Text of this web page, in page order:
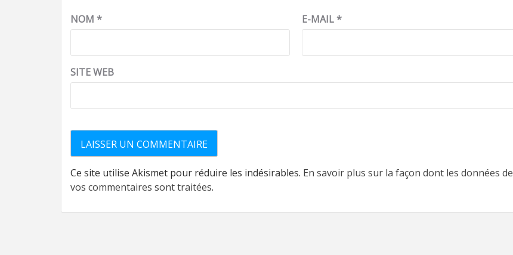
NOM * E-MAIL*
SITE WEB
Ce site utilise Akismet pour réduire les indésirables. En savoir plus sur la façon dont les données de
vos commentaires sont traitées.